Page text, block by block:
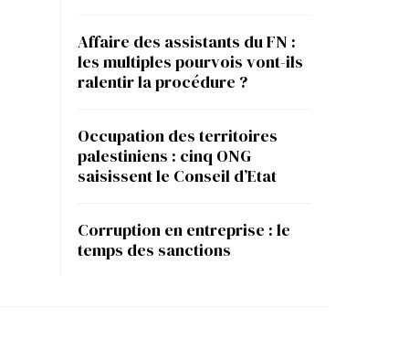
Affaire des assistants du FN :
les multiples pourvois vont-ils
ralentir la procédure ?
Occupation des territoires
palestiniens : cinq ONG
saisissent le Conseil d’Etat
Corruption en entreprise : le
temps des sanctions